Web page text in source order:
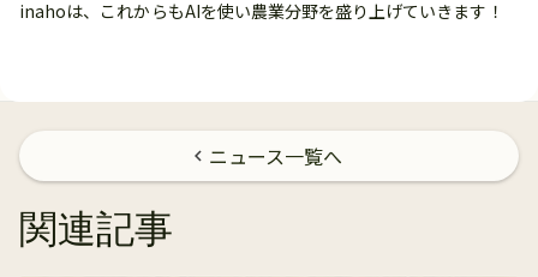
inahoは、これからもAIを使い農業分野を盛り上げていきます！
chevron_left ニュース一覧へ
関連記事